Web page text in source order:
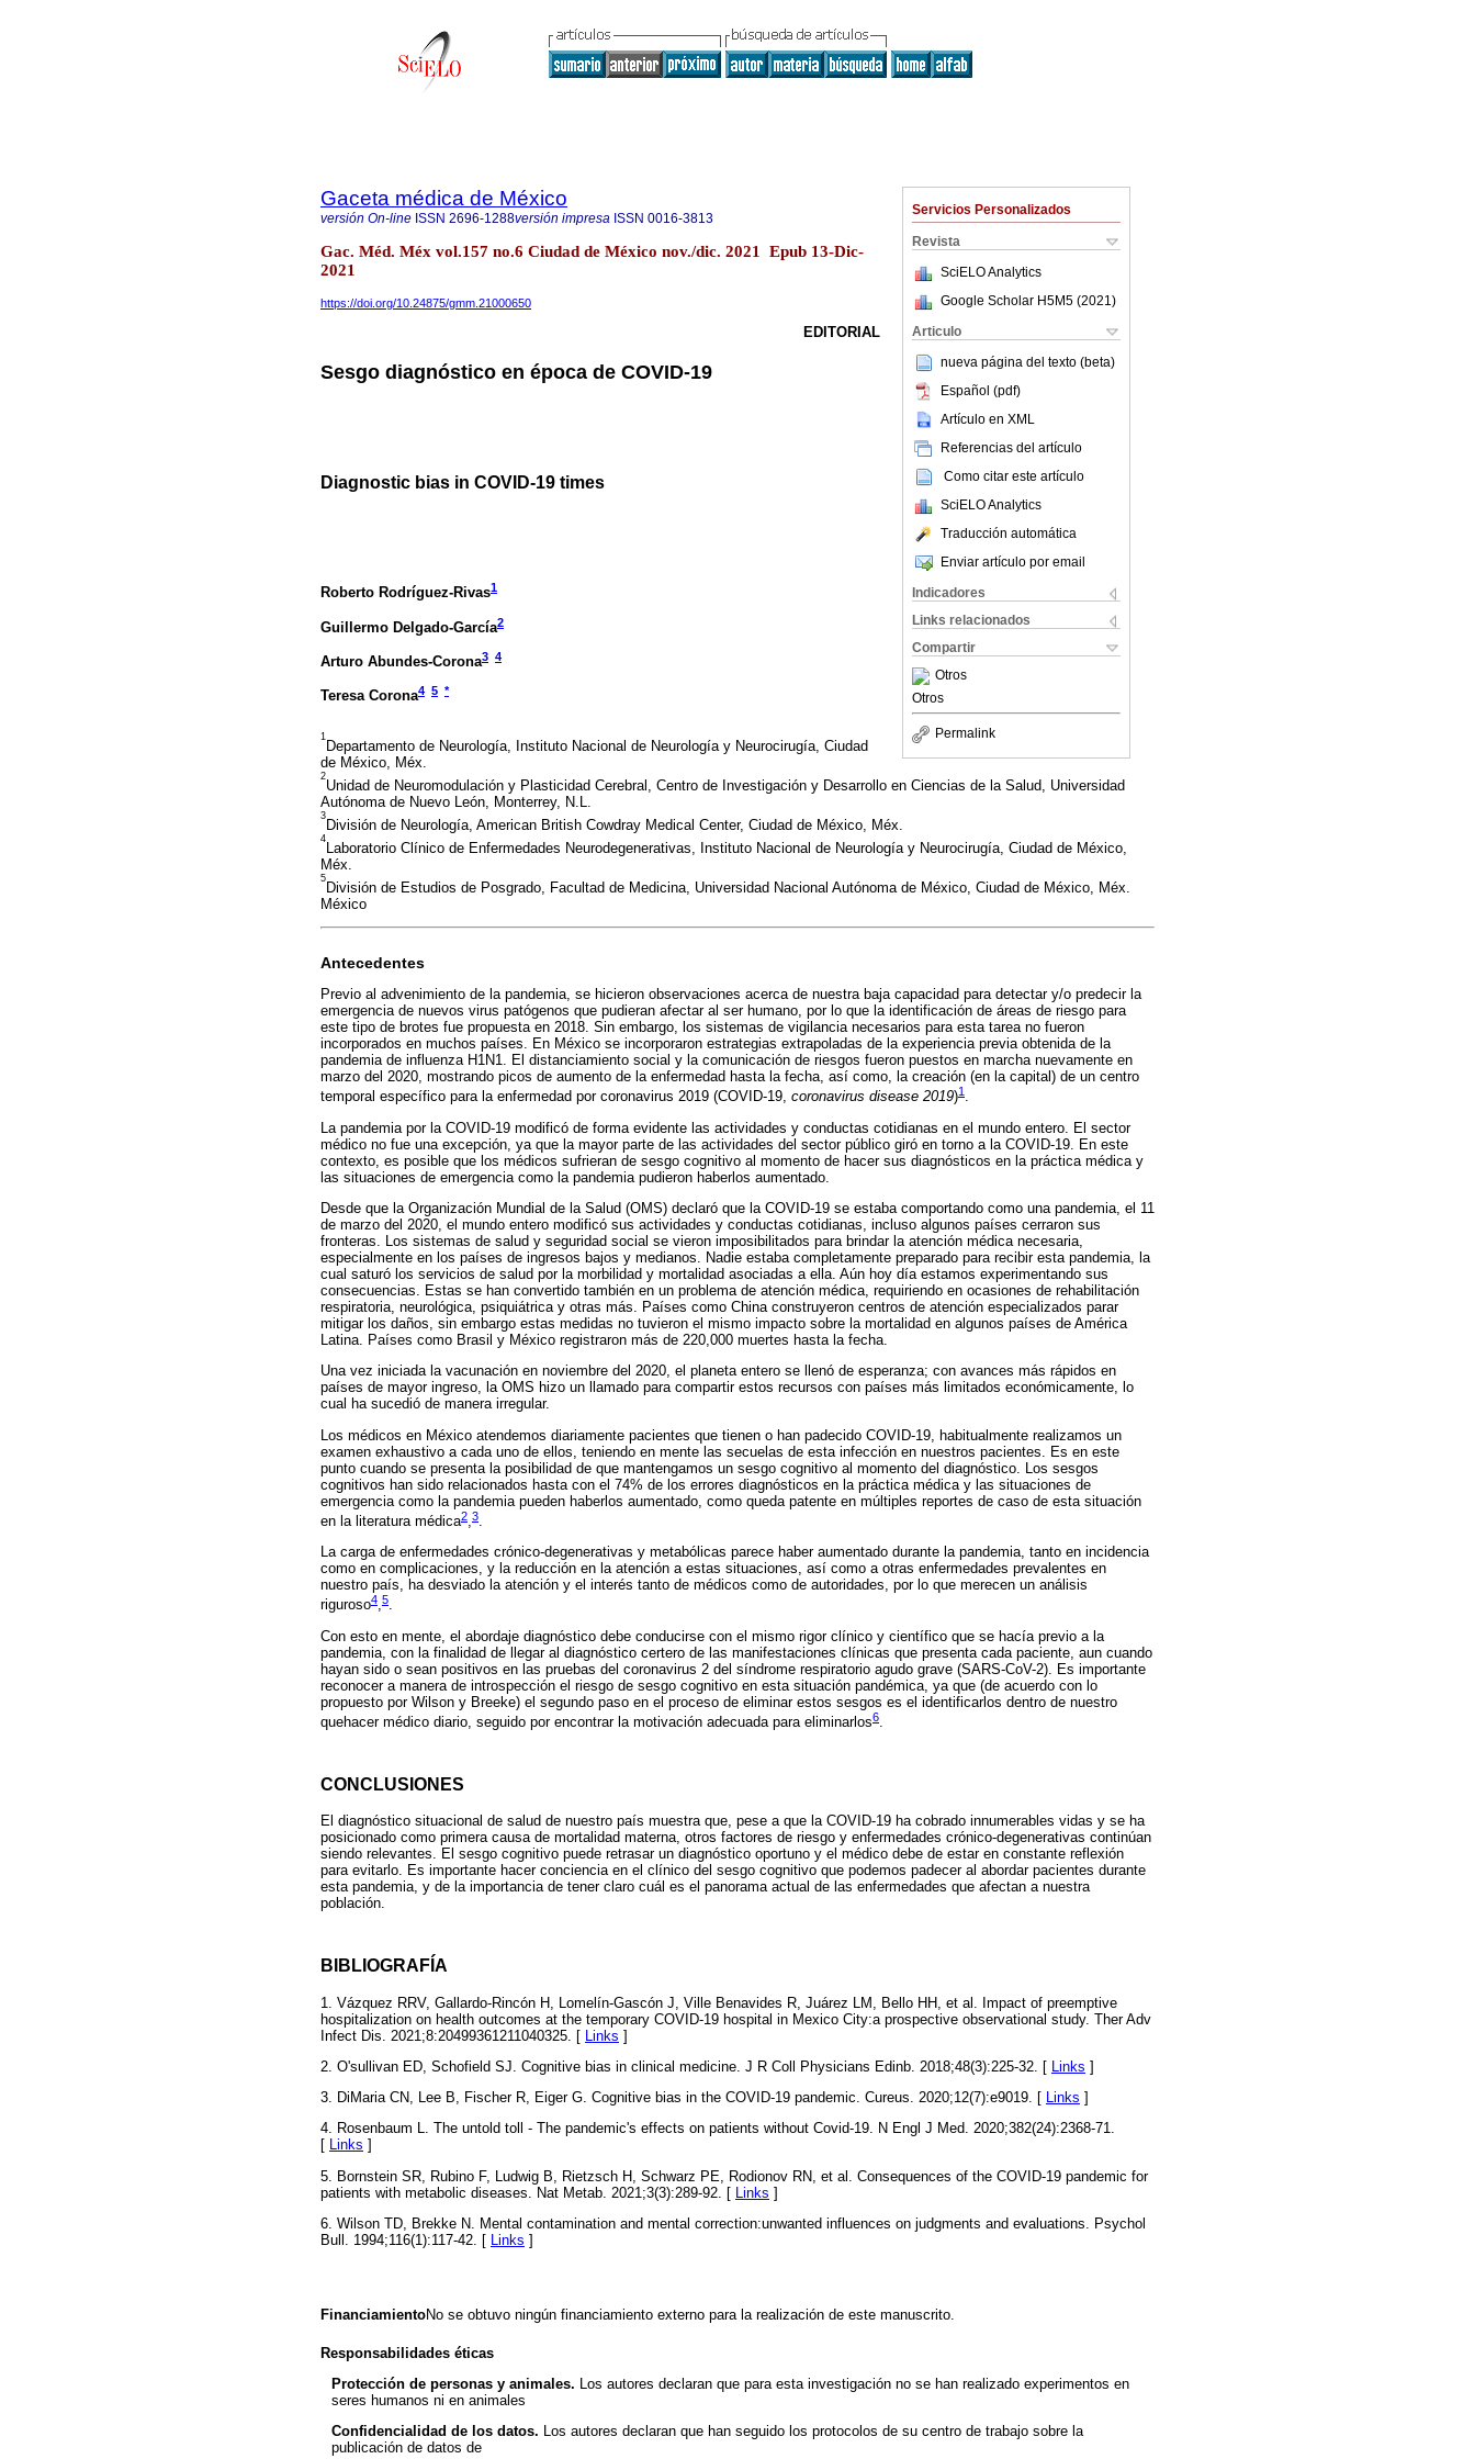
Servicios Personalizados
Revista
SciELO Analytics
Google Scholar H5M5 (2021 )
Articulo
nueva página del texto (beta)
Español (pdf)
Artículo en XML
Referencias del artículo
Como citar este artículo
SciELO Analytics
Traducción automática
Enviar artículo por email
Indicadores
Links relacionados
Compartir
Otros
Otros
Permalink
Gaceta médica de México
versión On-line ISSN 2696-1288versión impresa ISSN 0016-3813
Gac. Méd. Méx vol.157 no.6 Ciudad de México nov./dic. 2021 Epub 13-Dic-
2021
https://doi.org/10.24875/gmm.21000650
EDITORIAL
Sesgo diagnóstico en época de COVID-19
Diagnostic bias in COVID-19 times
Roberto Rodríguez-Rivas1
Guillermo Delgado-García2
Arturo Abundes-Corona3 4
Teresa Corona4 5 *
1
Departamento de Neurología, Instituto Nacional de Neurología y Neurocirugía, Ciudad
de México, Méx.
2
Unidad de Neuromodulación y Plasticidad Cerebral, Centro de Investigación y Desarrollo en Ciencias de la Salud, Universidad
Autónoma de Nuevo León, Monterrey, N.L.
3
División de Neurología, American British Cowdray Medical Center, Ciudad de México, Méx.
4
Laboratorio Clínico de Enfermedades Neurodegenerativas, Instituto Nacional de Neurología y Neurocirugía, Ciudad de México,
Méx.
5
División de Estudios de Posgrado, Facultad de Medicina, Universidad Nacional Autónoma de México, Ciudad de México, Méx.
México
Antecedentes
Previo al advenimiento de la pandemia, se hicieron observaciones acerca de nuestra baja capacidad para detectar y/o predecir la
emergencia de nuevos virus patógenos que pudieran afectar al ser humano, por lo que la identificación de áreas de riesgo para
este tipo de brotes fue propuesta en 2018. Sin embargo, los sistemas de vigilancia necesarios para esta tarea no fueron
incorporados en muchos países. En México se incorporaron estrategias extrapoladas de la experiencia previa obtenida de la
pandemia de influenza H1N1. El distanciamiento social y la comunicación de riesgos fueron puestos en marcha nuevamente en
marzo del 2020, mostrando picos de aumento de la enfermedad hasta la fecha, así como, la creación (en la capital) de un centro
temporal específico para la enfermedad por coronavirus 2019 (COVID-19, coronavirus disease 2019)1.
La pandemia por la COVID-19 modificó de forma evidente las actividades y conductas cotidianas en el mundo entero. El sector
médico no fue una excepción, ya que la mayor parte de las actividades del sector público giró en torno a la COVID-19. En este
contexto, es posible que los médicos sufrieran de sesgo cognitivo al momento de hacer sus diagnósticos en la práctica médica y
las situaciones de emergencia como la pandemia pudieron haberlos aumentado.
Desde que la Organización Mundial de la Salud (OMS) declaró que la COVID-19 se estaba comportando como una pandemia, el 11
de marzo del 2020, el mundo entero modificó sus actividades y conductas cotidianas, incluso algunos países cerraron sus
fronteras. Los sistemas de salud y seguridad social se vieron imposibilitados para brindar la atención médica necesaria,
especialmente en los países de ingresos bajos y medianos. Nadie estaba completamente preparado para recibir esta pandemia, la
cual saturó los servicios de salud por la morbilidad y mortalidad asociadas a ella. Aún hoy día estamos experimentando sus
consecuencias. Estas se han convertido también en un problema de atención médica, requiriendo en ocasiones de rehabilitación
respiratoria, neurológica, psiquiátrica y otras más. Países como China construyeron centros de atención especializados parar
mitigar los daños, sin embargo estas medidas no tuvieron el mismo impacto sobre la mortalidad en algunos países de América
Latina. Países como Brasil y México registraron más de 220,000 muertes hasta la fecha.
Una vez iniciada la vacunación en noviembre del 2020, el planeta entero se llenó de esperanza; con avances más rápidos en
países de mayor ingreso, la OMS hizo un llamado para compartir estos recursos con países más limitados económicamente, lo
cual ha sucedió de manera irregular.
Los médicos en México atendemos diariamente pacientes que tienen o han padecido COVID-19, habitualmente realizamos un
examen exhaustivo a cada uno de ellos, teniendo en mente las secuelas de esta infección en nuestros pacientes. Es en este
punto cuando se presenta la posibilidad de que mantengamos un sesgo cognitivo al momento del diagnóstico. Los sesgos
cognitivos han sido relacionados hasta con el 74% de los errores diagnósticos en la práctica médica y las situaciones de
emergencia como la pandemia pueden haberlos aumentado, como queda patente en múltiples reportes de caso de esta situación
en la literatura médica2,3.
La carga de enfermedades crónico-degenerativas y metabólicas parece haber aumentado durante la pandemia, tanto en incidencia
como en complicaciones, y la reducción en la atención a estas situaciones, así como a otras enfermedades prevalentes en
nuestro país, ha desviado la atención y el interés tanto de médicos como de autoridades, por lo que merecen un análisis
riguroso4,5.
Con esto en mente, el abordaje diagnóstico debe conducirse con el mismo rigor clínico y científico que se hacía previo a la
pandemia, con la finalidad de llegar al diagnóstico certero de las manifestaciones clínicas que presenta cada paciente, aun cuando
hayan sido o sean positivos en las pruebas del coronavirus 2 del síndrome respiratorio agudo grave (SARS-CoV-2). Es importante
reconocer a manera de introspección el riesgo de sesgo cognitivo en esta situación pandémica, ya que (de acuerdo con lo
propuesto por Wilson y Breeke) el segundo paso en el proceso de eliminar estos sesgos es el identificarlos dentro de nuestro
quehacer médico diario, seguido por encontrar la motivación adecuada para eliminarlos6.
CONCLUSIONES
El diagnóstico situacional de salud de nuestro país muestra que, pese a que la COVID-19 ha cobrado innumerables vidas y se ha
posicionado como primera causa de mortalidad materna, otros factores de riesgo y enfermedades crónico-degenerativas continúan
siendo relevantes. El sesgo cognitivo puede retrasar un diagnóstico oportuno y el médico debe de estar en constante reflexión
para evitarlo. Es importante hacer conciencia en el clínico del sesgo cognitivo que podemos padecer al abordar pacientes durante
esta pandemia, y de la importancia de tener claro cuál es el panorama actual de las enfermedades que afectan a nuestra
población.
BIBLIOGRAFÍA
1. Vázquez RRV, Gallardo-Rincón H, Lomelín-Gascón J, Ville Benavides R, Juárez LM, Bello HH, et al. Impact of preemptive
hospitalization on health outcomes at the temporary COVID-19 hospital in Mexico City:a prospective observational study. Ther Adv
Infect Dis. 2021;8:20499361211040325. [
Links ]
2. O'sullivan ED, Schofield SJ. Cognitive bias in clinical medicine. J R Coll Physicians Edinb. 2018;48(3):225-32. [
Links ]
3. DiMaria CN, Lee B, Fischer R, Eiger G. Cognitive bias in the COVID-19 pandemic. Cureus. 2020;12(7):e9019. [ Links ]
4. Rosenbaum L. The untold toll - The pandemic's effects on patients without Covid-19. N Engl J Med. 2020;382(24):2368-71.
[ Links ]
5. Bornstein SR, Rubino F, Ludwig B, Rietzsch H, Schwarz PE, Rodionov RN, et al. Consequences of the COVID-19 pandemic for
patients with metabolic diseases. Nat Metab. 2021;3(3):289-92. [ Links ]
6. Wilson TD, Brekke N. Mental contamination and mental correction:unwanted influences on judgments and evaluations. Psychol
Bull. 1994;116(1):117-42. [ Links ]
FinanciamientoNo se obtuvo ningún financiamiento externo para la realización de este manuscrito.
Responsabilidades éticas
Protección de personas y animales. Los autores declaran que para esta investigación no se han realizado experimentos en
seres humanos ni en animales
Confidencialidad de los datos. Los autores declaran que han seguido los protocolos de su centro de trabajo sobre la
publicación de datos de